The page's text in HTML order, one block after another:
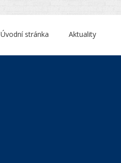
Aktuality
Úvodní stránka